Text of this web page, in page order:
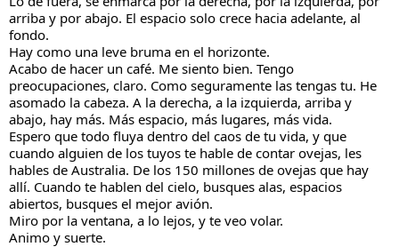
arriba y por abajo. El espacio solo crece hacia adelante, al
fondo.
Hay como una leve bruma en el horizonte.
Acabo de hacer un café. Me siento bien. Tengo
preocupaciones, claro. Como seguramente las tengas tu. He
asomado la cabeza. A la derecha, a la izquierda, arriba y
abajo, hay más. Más espacio, más lugares, más vida.
Espero que todo fluya dentro del caos de tu vida, y que
cuando alguien de los tuyos te hable de contar ovejas, les
hables de Australia. De los 150 millones de ovejas que hay
allí. Cuando te hablen del cielo, busques alas, espacios
abiertos, busques el mejor avión.
Miro por la ventana, a lo lejos, y te veo volar.
Animo y suerte.